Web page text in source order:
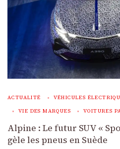
ACTUALITÉ VÉHICULES
VIE DES MARQUES VOITURES
Alpine : Le futur SUV «
gèle les pneus en Suède